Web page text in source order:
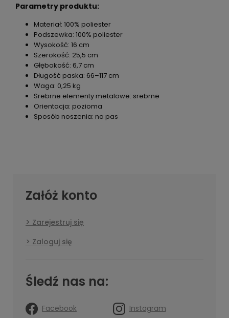
Parametry produktu:
Materiał: 100% poliester
Podszewka: 100% poliester
Wysokość: 16 cm
Szerokość: 25,5 cm
Głębokość: 6,7 cm
Długość paska: 66–117 cm
Waga: 0,25 kg
Srebrne elementy metalowe: srebrne
Orientacja: pozioma
Sposób noszenia: na pas
Załóż konto
Zarejestruj się
Zaloguj się
Śledź nas na:
Facebook Instagram